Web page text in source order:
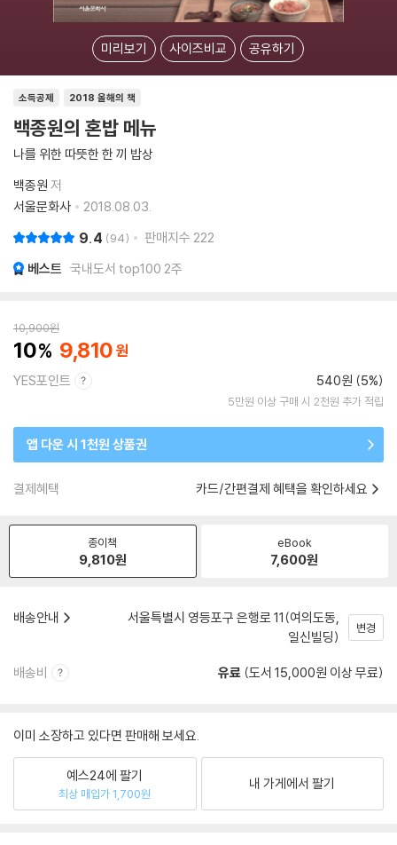
미리보기 사이즈비교 공유하기
소득공제 2018 올해의 책
백종원의 혼밥 메뉴
나를 위한 따뜻한 한 끼 밥상
백종원 저
서울문화사
2018.08.03.
9.4 94 판매지수 222
베스트 국내도서 top100 2주
10,900원
10 9,810
YES포인트 540원 (5%)
5만원 이상 구매 시 2천원 추가 적립
앱 다운 시 1천원 상품권
결제혜택 카드/간편결제 혜택을 확인하세요
종이책
9,810원
eBook
7,600원
배송안내
서울특별시 영등포구 은행로 11(여의도동,
일신빌딩)
변경
배송비 유료 (도서 15,000원 이상 무료)
이미 소장하고 있다면 판매해 보세요.
예스24에 팔기
최상 매입가 1,700원
내 가게에서 팔기